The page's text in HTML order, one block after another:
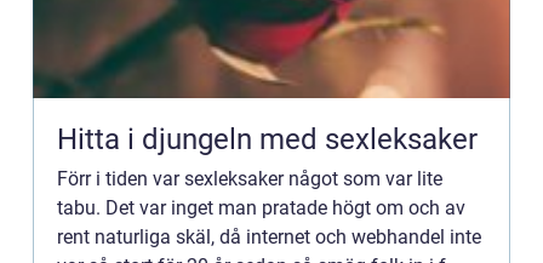
Hitta i djungeln med sexleksaker
Förr i tiden var sexleksaker något som var lite
tabu. Det var inget man pratade högt om och av
rent naturliga skäl, då internet och webhandel inte